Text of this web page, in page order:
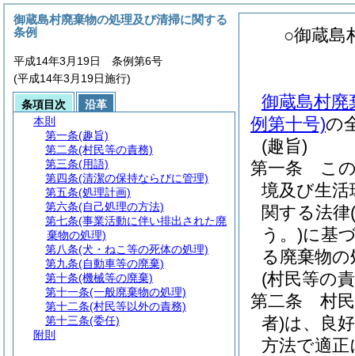
○御蔵島
御蔵島村廃
例第十号)の
(趣旨)
第一条
こ
境及び生
関する法律
う。)に基
る廃棄物
(村民等の
第二条
村
者)は、良
方法で適
御蔵島村廃棄物の処理及び清掃に関する
条例
平成14年3月19日 条例第6号
(平成14年3月19日施行)
条項目次
沿革
本則
第一条(趣旨)
第二条(村民等の責務)
第三条(用語)
第四条(清潔の保持ならびに管理)
第五条(処理計画)
第六条(自己処理の方法)
第七条(事業活動に伴い排出された廃
棄物の処理)
第八条(犬・ねこ等の死体の処理)
第九条(自動車等の廃棄)
第十条(機械等の廃棄)
第十一条(一般廃棄物の処理)
第十二条(村民等以外の責務)
第十三条(委任)
附則